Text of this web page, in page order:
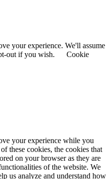
your experience. We'll assume
out if you wish.
Cookie
your experience while you
these cookies, the cookies that
on your browser as they are
of the website. We
us analyze and understand how